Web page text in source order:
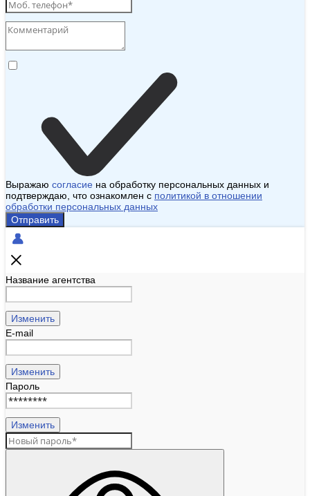
Выражаю согласие на обработку персональных данных и
подтверждаю, что ознакомлен с политикой в отношении
обработки персональных данных
Отправить
Название агентства
Изменить
E-mail
Изменить
Пароль
Изменить